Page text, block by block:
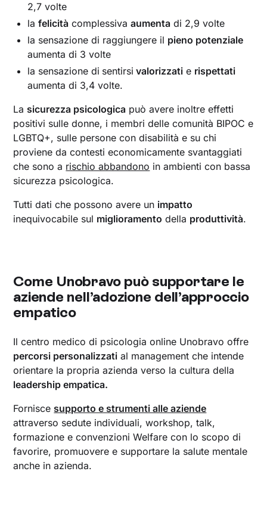
2,7 volte
lafelicità complessivaaumenta di 2,9 volte
la sensazione di raggiungere il pieno potenziale
aumenta di 3 volte
la sensazione di sentirsi valorizzati e rispettati
aumenta di 3,4 volte.
La sicurezza psicologica può avere inoltre effetti
positivi sulle donne, i membri delle comunità BIPOC e
LGBTQ+, sulle persone con disabilità e su chi
proviene da contesti economicamente svantaggiati
che sono a rischio abbandono in ambienti con bassa
sicurezza psicologica.
Tutti dati che possono avere un impatto
inequivocabile sul miglioramento della produttività.
Come Unobravo può supportare le
aziende nell’adozione dell’approccio
empatico
Il centro medico di psicologia online Unobravo offre
percorsi personalizzati al management che intende
orientare la propria azienda verso la cultura della
leadership empatica.
Fornisce supporto e strumenti alle aziende
attraverso sedute individuali, workshop, talk,
formazione e convenzioni Welfare con lo scopo di
favorire, promuovere e supportare la salute mentale
anche in azienda.